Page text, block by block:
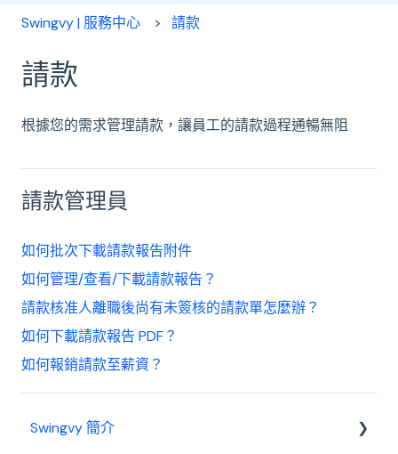
Swingvy | 服務中心 請款
請款
根據您的需求管理請款，讓員工的請款過程通暢無阻
請款管理員
如何批次下載請款報告附件
如何管理/查看/下載請款報告？
請款核准人離職後尚有未簽核的請款單怎麼辦？
如何下載請款報告 PDF？
如何報銷請款至薪資？
Swingvy 簡介